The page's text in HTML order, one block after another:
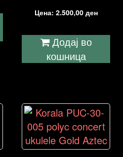
Цена: 2.500,00 ден
Додај во
кошница